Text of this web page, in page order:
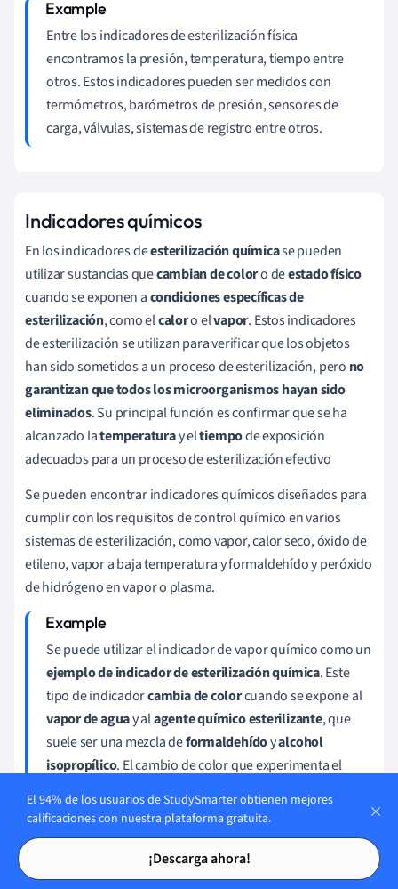
Tarjetas de estudio
Tarjetas de estudio
Entre los indicadores de esterilización física
encontramos la presión, temperatura, tiempo entre
otros. Estos indicadores pueden ser medidos con
termómetros, barómetros de presión, sensores de
carga, válvulas, sistemas de registro entre otros.
Indicadores químicos
En los indicadores deesterilizaciónquímicase pueden
utilizar sustancias quecambian de coloro deestado físico
cuando se exponen acondiciones específicas de
esterilización, como elcaloro elvapor. Estos indicadores
de esterilización se utilizan para verificar que los objetos
han sido sometidos a un proceso de esterilización, pero no
garantizan que todos los microorganismos hayan sido
eliminados. Su principal función es confirmar que se ha
alcanzado latemperaturay eltiempode exposición
adecuados para un proceso de esterilización efectivo
Se pueden encontrar indicadores químicos diseñados para
cumplir con los requisitos de control químico en varios
sistemas de esterilización, como vapor, calor seco, óxido de
etileno, vapor a baja temperatura y formaldehído y peróxido
de hidrógeno en vapor o plasma.
Se puede utilizar el indicador de vapor químico como un
ejemplo de indicador de esterilizaciónquímica. Este
tipo de indicadorcambia de colorcuando se expone al
vapor de aguay alagente químico esterilizante, que
suele ser una mezcla deformaldehídoyalcohol
isopropílico. El cambio de color que experimenta el
de esterilización adecuadas si el proceso ha sido
efectivo
El 94% de los usuarios de StudySmarter obtienen mejores
calificaciones con nuestra plataforma gratuita.
¡Descarga ahora!